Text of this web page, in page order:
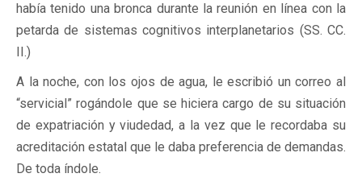
había tenido una bronca durante la reunión en línea con la
petarda de sistemas cognitivos interplanetarios (SS. CC.
II.)
A la noche, con los ojos de agua, le escribió un correo al
“servicial” rogándole que se hiciera cargo de su situación
de expatriación y viudedad, a la vez que le recordaba su
acreditación estatal que le daba preferencia de demandas.
De toda índole.